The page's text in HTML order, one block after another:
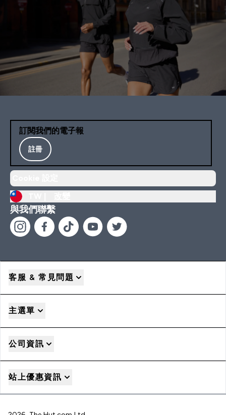
訂閱我們的電子報
註冊
與我們聯繫
客服 & 常見問題
主選單
公司資訊
站上優惠資訊